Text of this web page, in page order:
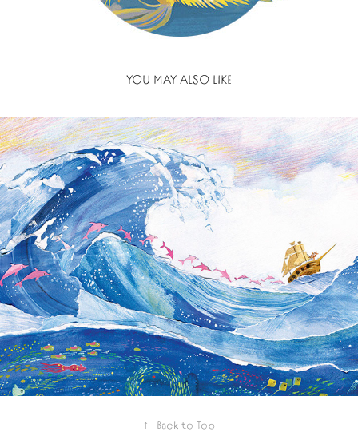
YOU MAY ALSO LIKE
A VOYAGE - MIXED-MEDIA
PICTURE BOOK
↑ Back to Top